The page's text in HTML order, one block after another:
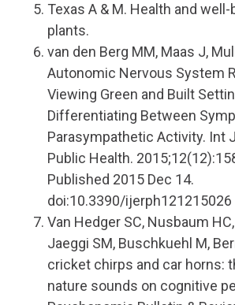
Texas A & M. Health and
plants.
van den Berg MM, Maas J,
Autonomic Nervous System
Viewing Green and Built
Differentiating Between
Parasympathetic Activity. Int
Public Health.
Published 2015 Dec 14.
doi:10.3390/ijerph121215026
Van Hedger SC, Nusbaum
Jaeggi SM, Buschkuehl M,
cricket chirps and car horns:
nature sounds on cognitive